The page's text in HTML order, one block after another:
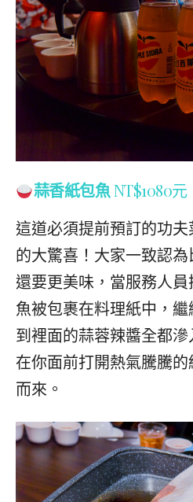
蒜香紙包魚NT$1080元
這道必須提前預訂的功
的大驚喜！ 大家一致認
還要更美味，當服務人
魚被包裹在料理紙中，繼
到裡面的蒜蓉辣醬全都滲
在你面前打開熱氣騰騰
而來。